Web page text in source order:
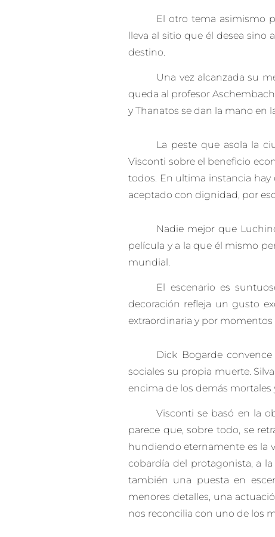
El otro tema asimismo
lleva al sitio que él desea sino
destino.
Una vez alcanzada su
queda al profesor
y Thanatos se dan la mano en
La peste que asola la
Visconti sobre el beneficio
todos. En ultima instancia hay
aceptado con dignidad, por
Nadie mejor que
película y a la que él mismo
mundial.
El escenario es
decoración refleja un gusto
extraordinaria y por momentos
Dick Bogarde
sociales su propia muerte.
encima de los demás mortales
Visconti se basó en la
parece que, sobre todo, se
hundiendo eternamente es la
cobardía del protagonista, a
también una puesta en
menores detalles, una
nos reconcilia con uno de los